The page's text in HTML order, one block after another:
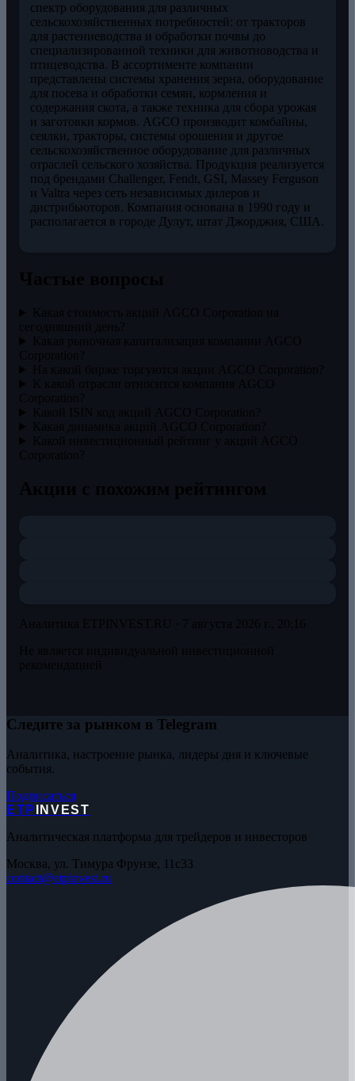
спектр оборудования для различных
сельскохозяйственных потребностей: от тракторов
для растениеводства и обработки почвы до
специализированной техники для животноводства и
птицеводства. В ассортименте компании
представлены системы хранения зерна, оборудование
для посева и обработки семян, кормления и
содержания скота, а также техника для сбора урожая
и заготовки кормов. AGCO производит комбайны,
сеялки, тракторы, системы орошения и другое
сельскохозяйственное оборудование для различных
отраслей сельского хозяйства. Продукция реализуется
под брендами Challenger, Fendt, GSI, Massey Ferguson
и Valtra через сеть независимых дилеров и
дистрибьюторов. Компания основана в 1990 году и
располагается в городе Дулут, штат Джорджия, США.
Следите за рынком в Telegram
Аналитика, настроение рынка, лидеры дня и ключевые
события.
Подписаться
ETP
INVEST
Аналитическая платформа для трейдеров и инвесторов
Москва, ул. Тимура Фрунзе, 11с33
contact@etpinvest.ru